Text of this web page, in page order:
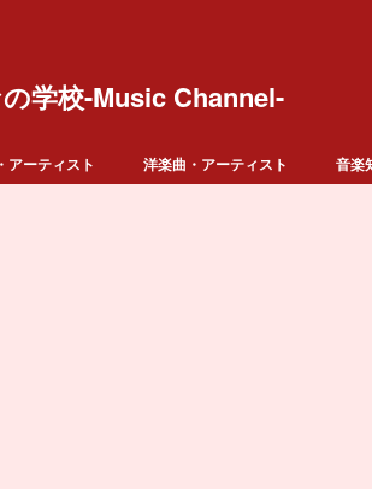
学校-Music Channel-
アーティスト 洋楽曲・アーティスト 音楽